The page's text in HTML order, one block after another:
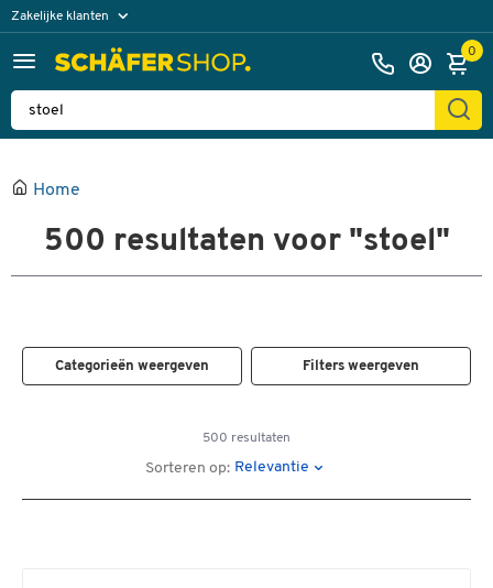
Zakelijke klanten
Particuliere klanten 0
Home
500 resultaten voor "stoel"
Categorieën weergeven Filters weergeven
500 resultaten
Sorteren op: Relevantie